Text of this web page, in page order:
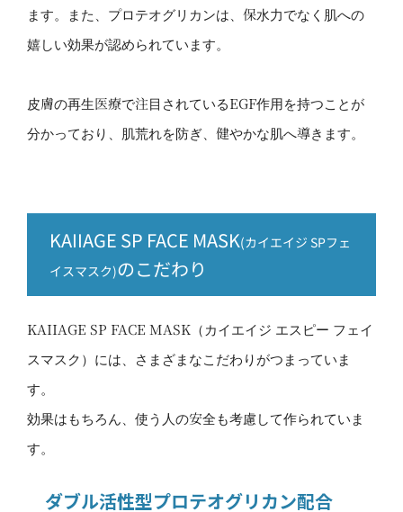
ます。また、プロテオグリカンは、保水力でなく肌への
嬉しい効果が認められています。
皮膚の再生医療で注目されているEGF作用を持つことが
分かっており、肌荒れを防ぎ、健やかな肌へ導きます。
KAIIAGE SP FACE MASK(カイエイジ SPフェ
イスマスク)のこだわり
KAIIAGE SP FACE MASK（カイエイジ エスピー フェイ
スマスク）には、さまざまなこだわりがつまっていま
す。
効果はもちろん、使う人の安全も考慮して作られていま
す。
ダブル活性型プロテオグリカン配合